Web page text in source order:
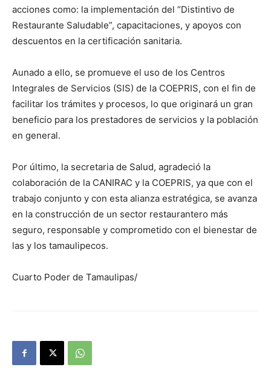
acciones como: la implementación del “Distintivo de
Restaurante Saludable”, capacitaciones, y apoyos con
descuentos en la certificación sanitaria.
Aunado a ello, se promueve el uso de los Centros
Integrales de Servicios (SIS) de la COEPRIS, con el fin de
facilitar los trámites y procesos, lo que originará un gran
beneficio para los prestadores de servicios y la población
en general.
Por último, la secretaria de Salud, agradeció la
colaboración de la CANIRAC y la COEPRIS, ya que con el
trabajo conjunto y con esta alianza estratégica, se avanza
en la construcción de un sector restaurantero más
seguro, responsable y comprometido con el bienestar de
las y los tamaulipecos.
Cuarto Poder de Tamaulipas/